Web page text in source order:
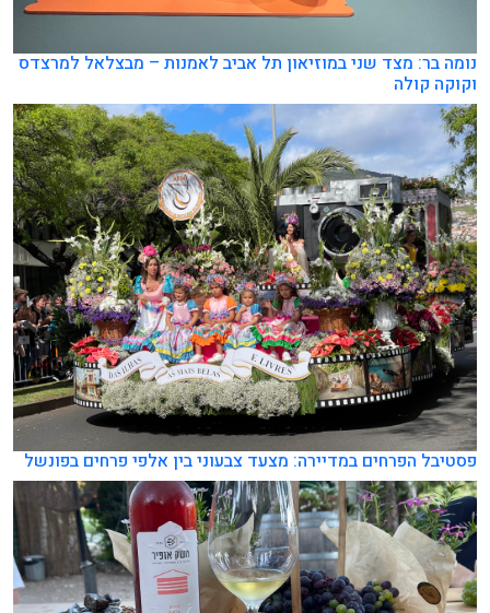
נומה בר: מצד שני במוזיאון תל אביב לאמנות – מבצלאל למרצדס
וקוקה קולה
פסטיבל הפרחים במדיירה: מצעד צבעוני בין אלפי פרחים בפונשל